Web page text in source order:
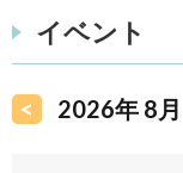
イベント
< 2026年 8月